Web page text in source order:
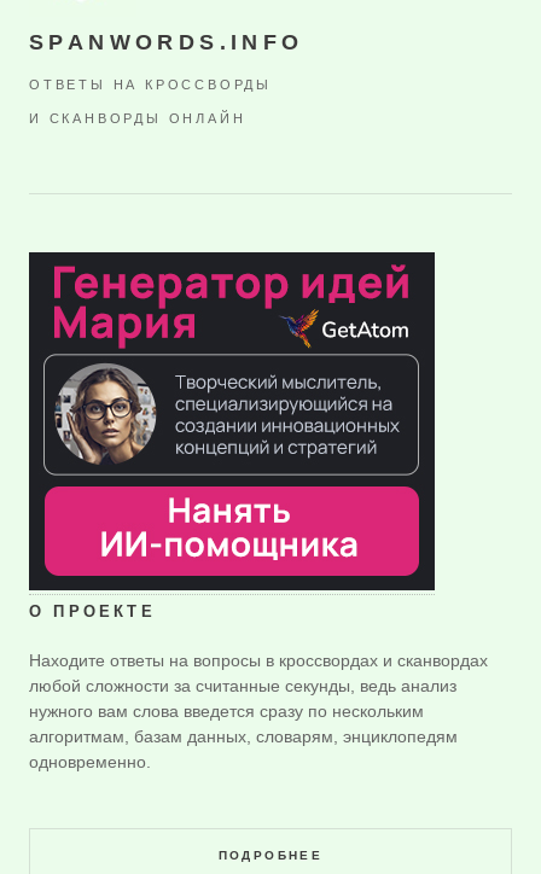
SPANWORDS.INFO
ОТВЕТЫ НА КРОССВОРДЫ
И СКАНВОРДЫ ОНЛАЙН
О ПРОЕКТЕ
Находите ответы на вопросы в кроссвордах и сканвордах
любой сложности за считанные секунды, ведь анализ
нужного вам слова введется сразу по нескольким
алгоритмам, базам данных, словарям, энциклопедям
одновременно.
ПОДРОБНЕЕ